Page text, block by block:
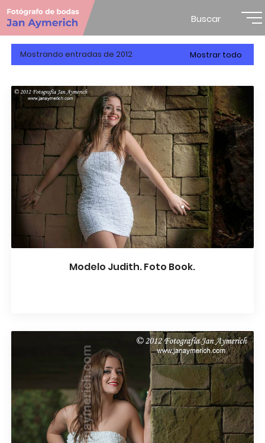
Buscar
Mostrando entradas de 2012 Mostrar todo
Modelo Judith. Foto Book.